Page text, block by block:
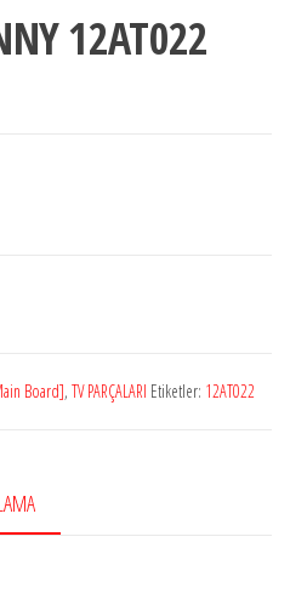
12AT022
Board], TV PARÇALARI Etiketler: 12AT022